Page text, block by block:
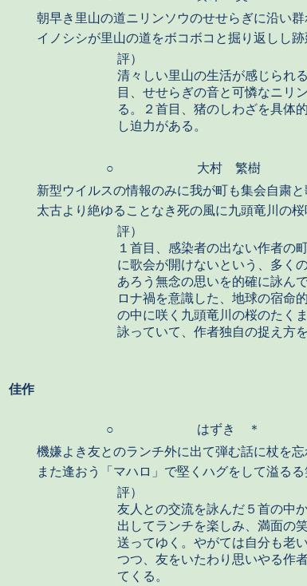
朝早き里山の道ニリンソウのせせらぎに沿い群
イノシシが里山の道をボコボコと掘り返しし跡
評）
清々しい里山の生活が感じられ
目、せせらぎの音と可憐なニリ
る。２首目、猪のしわざを具体
し迫力がある。
○
大村 繁樹
新型ウイルスの情報のみに我が町も集会自粛
太古より絶ゆることなき死の風に九頭竜川の
評）
１首目、感染者の出ない作者の
に歌会が開けないという、多く
あろう無念の思いを的確に詠ん
ロナ禍を意識した、地球の宿命
の中に咲く九頭竜川の桜のたく
詠っていて、作者独自の捉え方を
佳作
○
はずき ＊
機嫌よき友とのランチ外に出て弾む話に杖を忘
また逢おう「マハロ」で堅くハグをして溢る
評）
友人との交流を詠んだ５首の中
出してランチを楽しみ、満面の
送ってゆく。やがては自分も老
つつ、友をいたわり思いやる作
てくる。